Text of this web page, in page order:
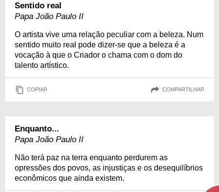
Sentido real
Papa João Paulo II
O artista vive uma relação peculiar com a beleza. Num
sentido muito real pode dizer-se que a beleza é a
vocação à que o Criador o chama com o dom do
talento artístico.
COPIAR COMPARTILHAR
Enquanto...
Papa João Paulo II
Não terá paz na terra enquanto perdurem as
opressões dos povos, as injustiças e os desequilíbrios
econômicos que ainda existem.